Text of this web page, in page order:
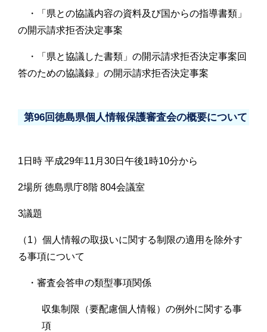
・「県との協議内容の資料及び国からの指導書類」
の開示請求拒否決定事案
・「県と協議した書類」の開示請求拒否決定事案回
答のための協議録」の開示請求拒否決定事案
第96回徳島県個人情報保護審査会の概要について
1日時 平成29年11月30日午後1時10分から
2場所 徳島県庁8階 804会議室
3議題
（1）個人情報の取扱いに関する制限の適用を除外す
る事項について
・審査会答申の類型事項関係
収集制限（要配慮個人情報）の例外に関する事
項